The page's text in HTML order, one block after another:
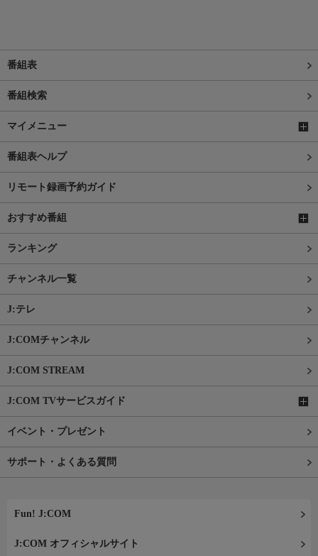
番組表
番組検索
マイメニュー
番組表ヘルプ
リモート録画予約ガイド
おすすめ番組
ランキング
チャンネル一覧
J:テレ
J:COMチャンネル
J:COM STREAM
J:COM TVサービスガイド
イベント・プレゼント
サポート・よくある質問
Fun! J:COM
J:COM オフィシャルサイト